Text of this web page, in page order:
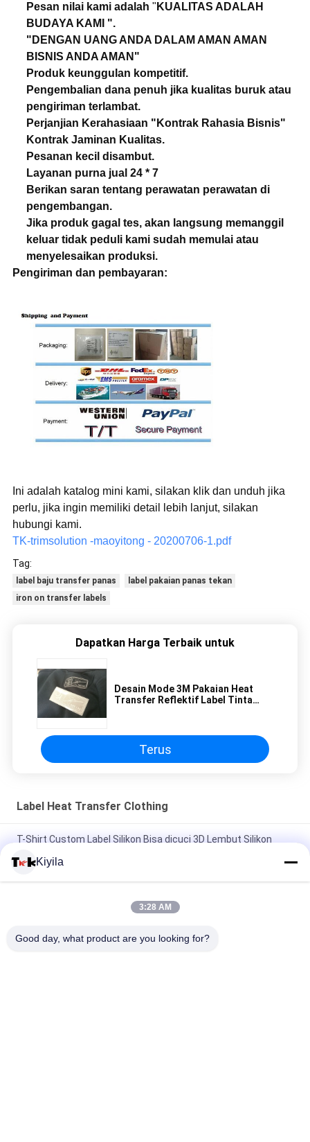
Pesan nilai kami adalah " KUALITAS ADALAH
BUDAYA KAMI ".
"DENGAN UANG ANDA DALAM AMAN AMAN
BISNIS ANDA AMAN"
Produk keunggulan kompetitif.
Pengembalian dana penuh jika kualitas buruk atau
pengiriman terlambat.
Perjanjian Kerahasiaan "Kontrak Rahasia Bisnis"
Kontrak Jaminan Kualitas.
Pesanan kecil disambut.
Layanan purna jual 24 * 7
Berikan saran tentang perawatan perawatan di
pengembangan.
Jika produk gagal tes, akan langsung memanggil
keluar tidak peduli kami sudah memulai atau
menyelesaikan produksi.
Pengiriman dan pembayaran:
Ini adalah katalog mini kami, silakan klik dan unduh jika
perlu, jika ingin memiliki detail lebih lanjut, silakan
hubungi kami.
TK-trimsolution -maoyitong - 20200706-1.pdf
Tag:
label baju transfer panas
label pakaian panas tekan
iron on transfer labels
Dapatkan Harga Terbaik untuk
Desain Mode 3M Pakaian Heat
Transfer Reflektif Label Tinta
Terus
Label Heat Transfer Clothing
T-Shirt Custom Label Silikon Bisa dicuci 3D Lembut Silikon
Label Silikon Injeksi Cetakan Khusus 3D Soft Silikon Logo Yang
Bisa Dicuci Transfer Panas Silikon Badge
Transfer Panas untuk Pakaian
Kiyila
3:28 AM
Good day, what product are you looking for?